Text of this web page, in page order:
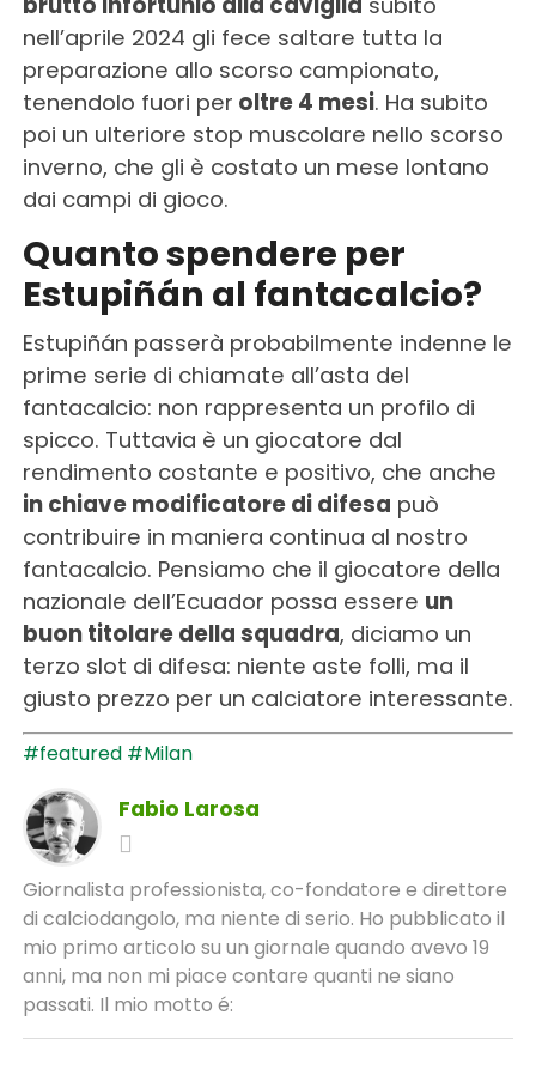
nell’aprile 2024 gli fece saltare tutta la
preparazione allo scorso campionato,
tenendolo fuori per oltre 4 mesi. Ha subito
poi un ulteriore stop muscolare nello scorso
inverno, che gli è costato un mese lontano
dai campi di gioco.
Quanto spendere per
Estupiñán al fantacalcio?
Estupiñán passerà probabilmente indenne le
prime serie di chiamate all’asta del
fantacalcio: non rappresenta un profilo di
spicco. Tuttavia è un giocatore dal
rendimento costante e positivo, che anche
in chiave modificatore di difesa può
contribuire in maniera continua al nostro
fantacalcio. Pensiamo che il giocatore della
nazionale dell’Ecuador possa essere un
buon titolare della squadra, diciamo un
terzo slot di difesa: niente aste folli, ma il
giusto prezzo per un calciatore interessante.
#featured #Milan
Fabio Larosa
Giornalista professionista, co-fondatore e direttore
di calciodangolo, ma niente di serio. Ho pubblicato il
mio primo articolo su un giornale quando avevo 19
anni, ma non mi piace contare quanti ne siano
passati. Il mio motto é: